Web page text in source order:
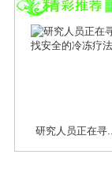
研究人员正在寻...